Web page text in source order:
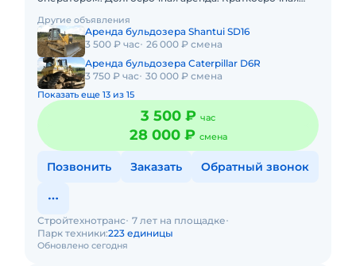
бульдозера с оп
Другие объявления
Аренда бульдозера Shantui SD16
3 500 ₽ час 26 000 ₽ смена
Аренда бульдозера Caterpillar D6R
3 750 ₽ час 30 000 ₽ смена
Показать еще 13 из 15
3 500 ₽ час
28 000 ₽ смена
Позвонить Заказать Обратный звонок
Обновлено сегодня
Стройтехнотранс 7 лет на площадке
Парк техники:223 единицы